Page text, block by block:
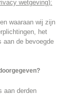
wetgeving):
waaraan wij zijn
het
aan de bevoegde
aan derden